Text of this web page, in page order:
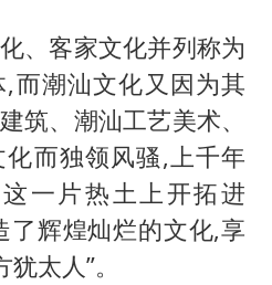
、客家文化并列称为
而潮汕文化又因为其
筑、潮汕工艺美术、
而独领风骚,上千年
一片热土上开拓进
了辉煌灿烂的文化,享
太人”。